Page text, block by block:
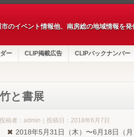
のイベント情報他、南房総の地域情報を発
ー CLIP掲載広告 CLIPバックナンバー
竹と書展
投稿者：admin｜投稿日：2018年6月7日
2018年5月31日（木）〜6月18日（